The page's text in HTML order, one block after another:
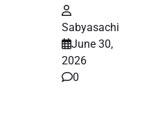
Sabyasachi
June 30,
2026
0